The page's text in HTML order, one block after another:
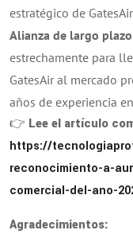
estratégico de
Alianza de largo
estrechamente para
GatesAir al mercado
años de experiencia
👉 Lee el artículo
https://
reconocimiento-a-
comercial-del-ano-
Agradecimientos: